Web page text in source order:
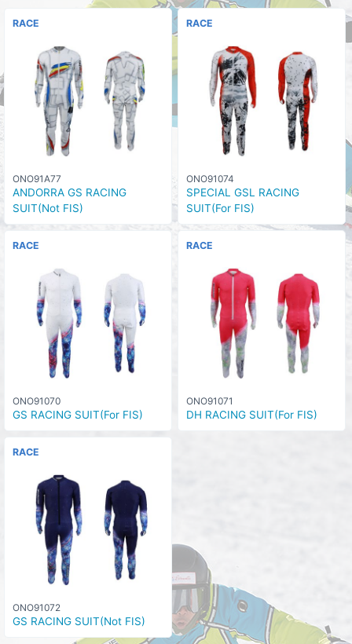
RACE
ONO91A77
ANDORRA GS RACING
SUIT(Not FIS)
RACE
ONO91074
SPECIAL GSL RACING
SUIT(For FIS)
RACE
ONO91070
GS RACING SUIT(For FIS)
RACE
ONO91071
DH RACING SUIT(For FIS)
RACE
ONO91072
GS RACING SUIT(Not FIS)